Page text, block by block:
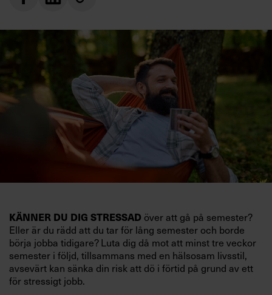
KÄNNER DU DIG STRESSAD över att gå på semester?
Eller är du rädd att du tar för lång semester och borde
börja jobba tidigare? Luta dig då mot att minst tre veckor
semester i följd, tillsammans med en hälsosam livsstil,
avsevärt kan sänka din risk att dö i förtid på grund av ett
för stressigt jobb.